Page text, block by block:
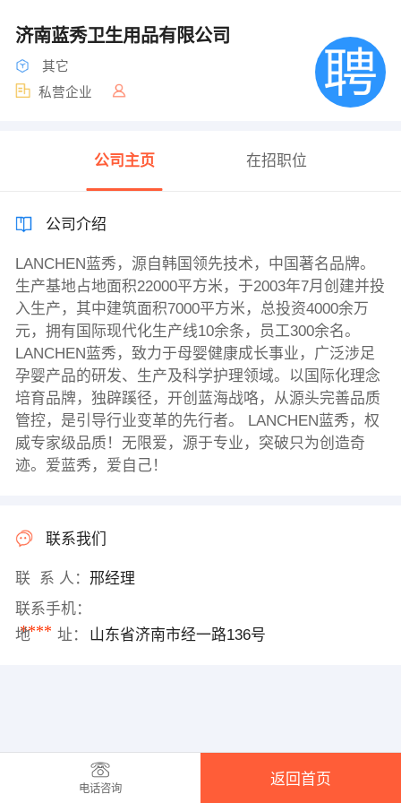
济南蓝秀卫生用品有限公司
其它
私营企业
公司主页 在招职位
公司介绍
LANCHEN蓝秀，源自韩国领先技术，中国著名品牌。
生产基地占地面积22000平方米，于2003年7月创建并投
入生产，其中建筑面积7000平方米，总投资4000余万
元，拥有国际现代化生产线10余条，员工300余名。
LANCHEN蓝秀，致力于母婴健康成长事业，广泛涉足
孕婴产品的研发、生产及科学护理领域。以国际化理念
培育品牌，独辟蹊径，开创蓝海战咯，从源头完善品质
管控，是引导行业变革的先行者。 LANCHEN蓝秀，权
威专家级品质！无限爱，源于专业，突破只为创造奇
迹。爱蓝秀，爱自己！
联系我们
联 系 人： 邢经理
联系手机：
****
地 址： 山东省济南市经一路136号
电话咨询
返回首页